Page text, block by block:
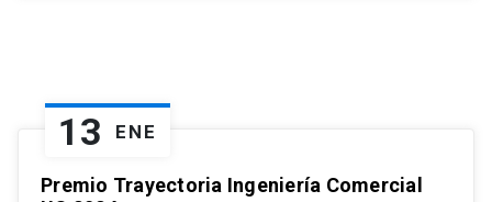
13 ENE
Premio Trayectoria Ingeniería Comercial